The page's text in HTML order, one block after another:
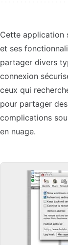
Cette application
et ses
partager divers
connexion
ceux qui
pour partager
complications
en nuage.